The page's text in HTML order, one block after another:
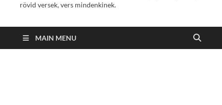
rövid versek, vers mindenkinek.
MAIN MENU